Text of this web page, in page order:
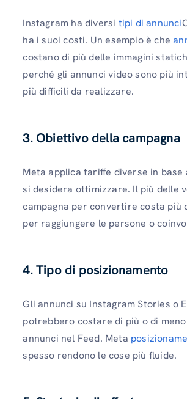
Instagram ha diversi tipi di annunci
ha i suoi costi. Un esempio è che
costano di più delle immagini
perché gli annunci video sono più
più difficili da realizzare.
3. Obiettivo della campagna
Meta applica tariffe diverse in base
si desidera ottimizzare. Il più delle
campagna per convertire costa più
per raggiungere le persone o
4. Tipo di posizionamento
Gli annunci su Instagram Stories o
potrebbero costare di più o di
annunci nel Feed. Meta
spesso rendono le cose più fluide.